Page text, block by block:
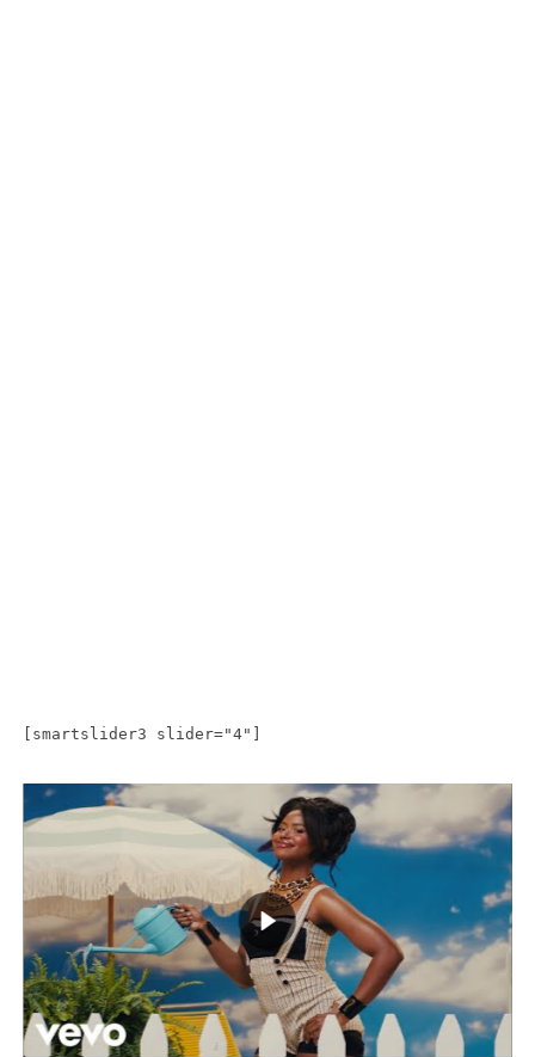
[smartslider3 slider="4"]